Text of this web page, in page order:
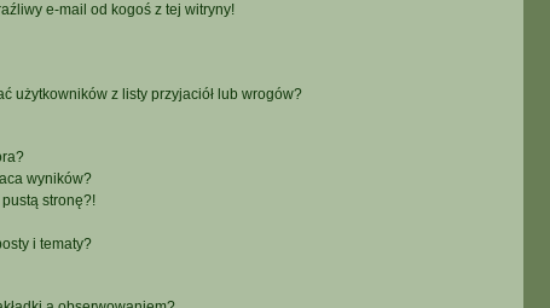
e-mail od kogoś z tej witryny!
użytkowników z listy przyjaciół lub wrogów?
wyników?
stronę?!
i tematy?